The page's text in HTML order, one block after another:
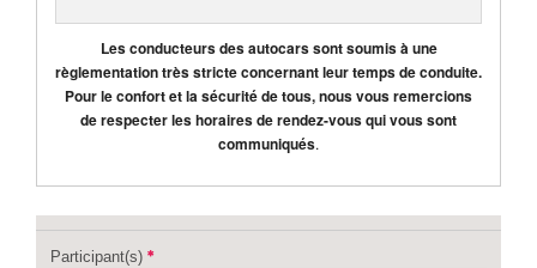
Les conducteurs des autocars sont soumis à une
règlementation très stricte concernant leur temps de conduite.
Pour le confort et la sécurité de tous, nous vous remercions
de respecter les horaires de rendez-vous qui vous sont
communiqués.
Participant(s)